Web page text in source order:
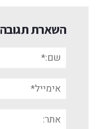
השארת תגובה
אימייל*